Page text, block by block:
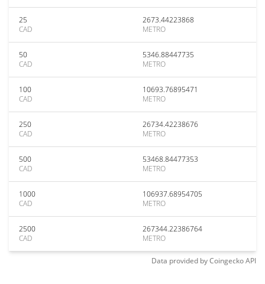
25
CAD
2673.44223868
METRO
50
CAD
5346.88447735
METRO
100
CAD
10693.76895471
METRO
250
CAD
26734.42238676
METRO
500
CAD
53468.84477353
METRO
1000
CAD
106937.68954705
METRO
2500
CAD
267344.22386764
METRO
Data provided byCoingeckoAPI